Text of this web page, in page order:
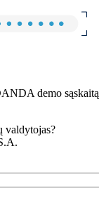
demo sąskaitą
valdytojas?